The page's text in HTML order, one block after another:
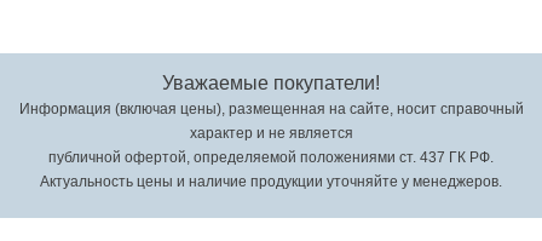
Уважаемые покупатели!
Информация (включая цены), размещенная на сайте, носит справочный
характер и не является
публичной офертой, определяемой положениями ст. 437 ГК РФ.
Актуальность цены и наличие продукции уточняйте у менеджеров.